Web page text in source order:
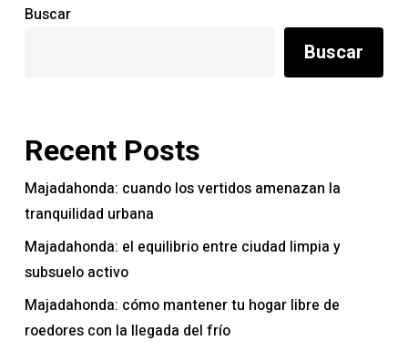
Buscar
Buscar
Recent Posts
Majadahonda: cuando los vertidos amenazan la
tranquilidad urbana
Majadahonda: el equilibrio entre ciudad limpia y
subsuelo activo
Majadahonda: cómo mantener tu hogar libre de
roedores con la llegada del frío